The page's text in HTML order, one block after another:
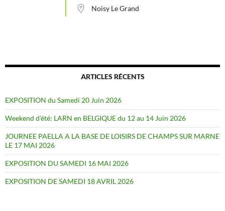
Noisy Le Grand
ARTICLES RÉCENTS
EXPOSITION du Samedi 20 Juin 2026
Weekend d’été: LARN en BELGIQUE du 12 au 14 Juin 2026
JOURNEE PAELLA A LA BASE DE LOISIRS DE CHAMPS SUR MARNE
LE 17 MAI 2026
EXPOSITION DU SAMEDI 16 MAI 2026
EXPOSITION DE SAMEDI 18 AVRIL 2026